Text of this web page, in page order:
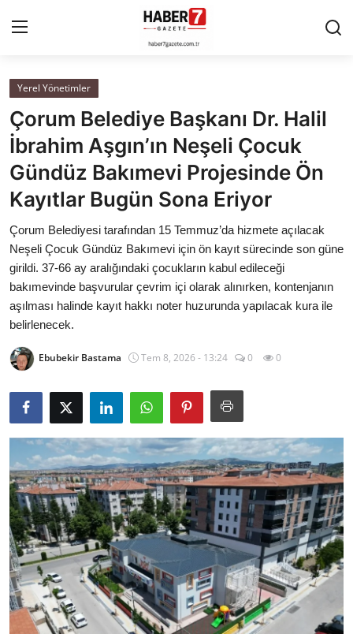
Anasayfa
Cumhurbaşkanlığı
Genel Merkez
Valilikler
Gallery
Bakanlıklar
İl / İlçe Başkanlıkları
İlçeler
Kaymakamlıklar
TBMM
Siyasi Partiler
Yerel Yönetimler
Mülki İdare
Yerel Yönetimler
Çorum Belediye Başkanı Dr. Halil
İbrahim Aşgın’ın Neşeli Çocuk
Gündüz Bakımevi Projesinde Ön
Kayıtlar Bugün Sona Eriyor
Çorum Belediyesi tarafından 15 Temmuz’da hizmete açılacak
Neşeli Çocuk Gündüz Bakımevi için ön kayıt sürecinde son güne
girildi. 37-66 ay aralığındaki çocukların kabul edileceği
bakımevinde başvurular çevrim içi olarak alınırken, kontenjanın
aşılması halinde kayıt hakkı noter huzurunda yapılacak kura ile
belirlenecek.
Ebubekir Bastama Tem 8, 2026 - 13:24 0 0